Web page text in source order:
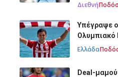
Διεθνή
Υπέγραψε ο
Ολυμπιακό
Ελλάδα
Deal-